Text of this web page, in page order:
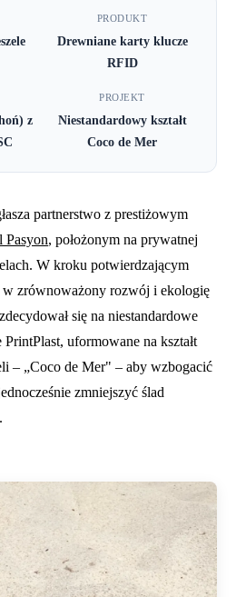
Zil Pasyon na
PRODUKT
Drewniane karty klucze
RFID
z
PROJEKT
Niestandardowy kształt
Coco de Mer
partnerstwo z prestiżowym
Pasyon, położonym na prywatnej
W kroku potwierdzającym
w zrównoważony rozwój i ekologię
się na niestandardowe
uformowane na kształt
– „Coco de Mer" – aby wzbogacić
zmniejszyć ślad